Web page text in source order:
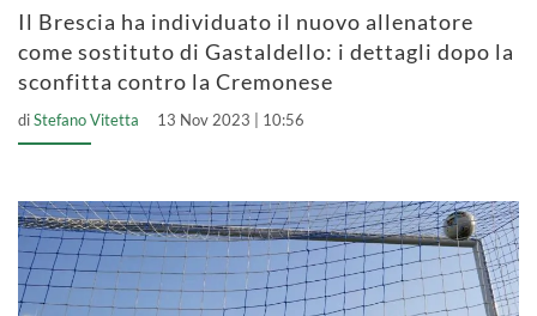
Il Brescia ha individuato il nuovo allenatore
come sostituto di Gastaldello: i dettagli dopo la
sconfitta contro la Cremonese
diStefano Vitetta 13 Nov 2023 | 10:56